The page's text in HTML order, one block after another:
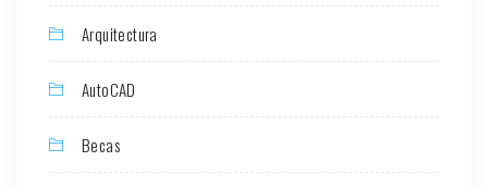
Arquitectura
AutoCAD
Becas